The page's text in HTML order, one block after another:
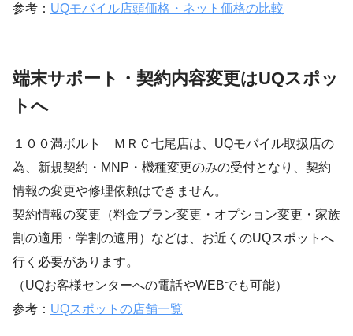
参考： UQモバイル店頭価格・ネット価格の比較
端末サポート・契約内容変更はUQスポッ
トへ
１００満ボルト ＭＲＣ七尾店は、UQモバイル取扱店の
為、新規契約・MNP・機種変更のみの受付となり、契約
情報の変更や修理依頼はできません。
契約情報の変更（料金プラン変更・オプション変更・家族
割の適用・学割の適用）などは、お近くのUQスポットへ
行く必要があります。
（UQお客様センターへの電話やWEBでも可能）
参考： UQスポットの店舗一覧